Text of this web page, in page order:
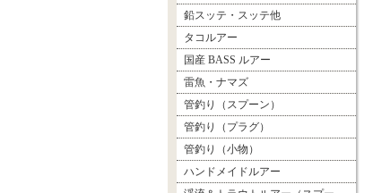
鉛スッテ・スッテ他
タコルアー
国産 BASS ルアー
雷魚・ナマズ
管釣り（スプーン）
管釣り（プラグ）
管釣り（小物）
ハンドメイドルアー